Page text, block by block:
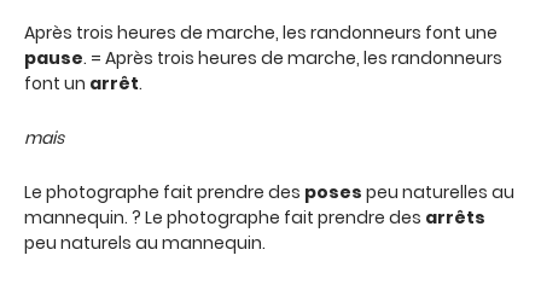
Après trois heures de marche, les randonneurs font une
pause. = Après trois heures de marche, les randonneurs
font un arrêt.
mais
Le photographe fait prendre des poses peu naturelles au
mannequin. ? Le photographe fait prendre des arrêts
peu naturels au mannequin.